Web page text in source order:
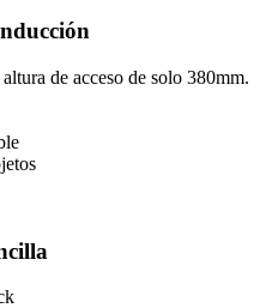
de acceso de solo 380mm.